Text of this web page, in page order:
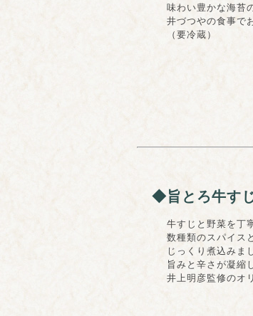
味わい豊かな海苔の
井づつやの食事でお
（要冷蔵）
◆旨とろ牛すじ
牛すじと野菜を丁寧
数種類のスパイスと
じっくり煮込みまし
旨みと辛さが凝縮し
井上明彦監修のオリ